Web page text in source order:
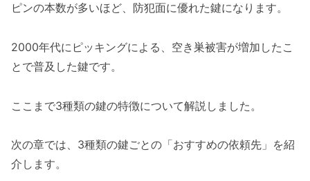
ピンの本数が多いほど、防犯面に優れた鍵になります。
2000年代にピッキングによる、空き巣被害が増加したこ
とで普及した鍵です。
ここまで3種類の鍵の特徴について解説しました。
次の章では、3種類の鍵ごとの「おすすめの依頼先」を紹
介します。